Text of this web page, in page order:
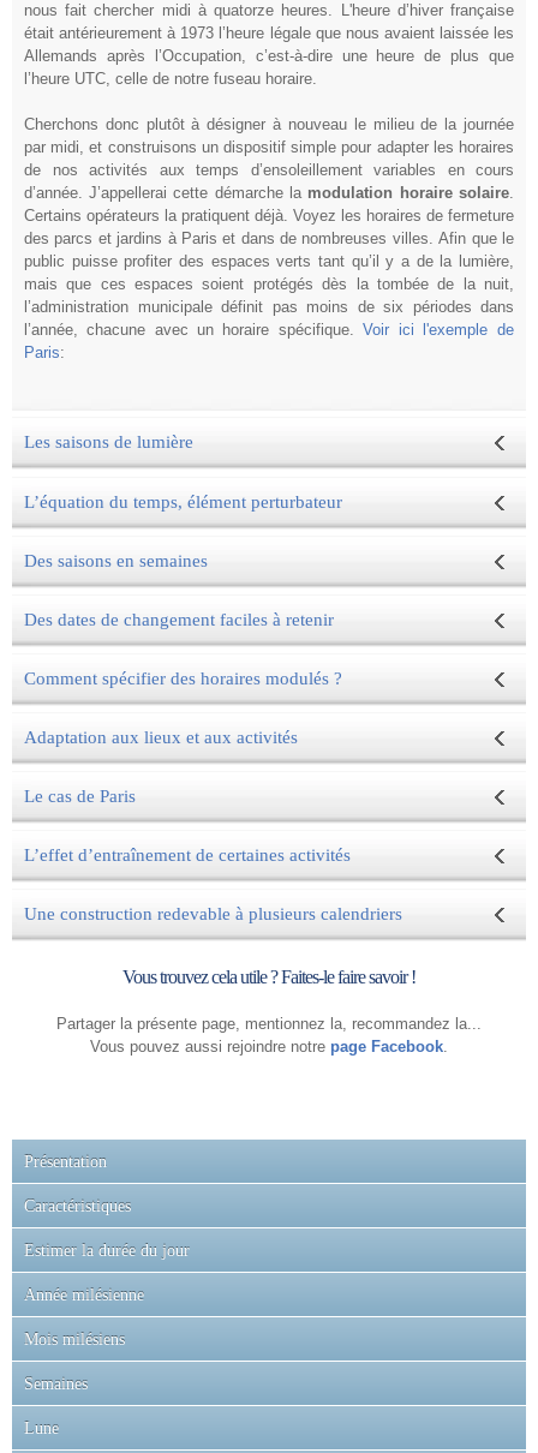
Présentation
Caractéristiques
Estimer la durée du jour
Année milésienne
Mois milésiens
Semaines
Lune
nous fait chercher midi à quatorze heures. L'heure d’hiver française
était antérieurement à 1973 l’heure légale que nous avaient laissée les
Allemands après l’Occupation, c’est-à-dire une heure de plus que
l’heure UTC, celle de notre fuseau horaire.
Cherchons donc plutôt à désigner à nouveau le milieu de la journée
par midi, et construisons un dispositif simple pour adapter les horaires
de nos activités aux temps d’ensoleillement variables en cours
d’année. J’appellerai cette démarche la modulation horaire solaire.
Certains opérateurs la pratiquent déjà. Voyez les horaires de fermeture
des parcs et jardins à Paris et dans de nombreuses villes. Afin que le
public puisse profiter des espaces verts tant qu’il y a de la lumière,
mais que ces espaces soient protégés dès la tombée de la nuit,
l’administration municipale définit pas moins de six périodes dans
l’année, chacune avec un horaire spécifique. Voir ici l'exemple de
Paris:
Les saisons de lumière
L’équation du temps, élément perturbateur
Des saisons en semaines
Des dates de changement faciles à retenir
Comment spécifier des horaires modulés ?
Adaptation aux lieux et aux activités
Le cas de Paris
L’effet d’entraînement de certaines activités
Une construction redevable à plusieurs calendriers
Vous trouvez cela utile ? Faites-le faire savoir !
Partager la présente page, mentionnez la, recommandez la...
Vous pouvez aussi rejoindre notre page Facebook.